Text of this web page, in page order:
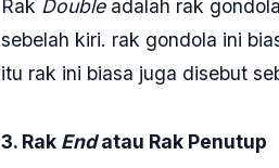
Rak Doubleadalah rak
sebelah kiri. rak gondola ini
itu rak ini biasa juga disebut
3. Rak Endatau Rak Penutup